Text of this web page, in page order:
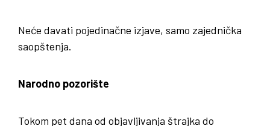
Neće davati pojedinačne izjave, samo zajednička
saopštenja.
Narodno pozorište
Tokom pet dana od objavljivanja štrajka do